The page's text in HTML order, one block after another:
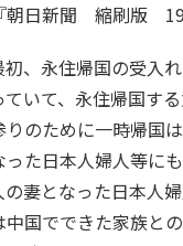
朝日新聞 縮刷版
、永住帰国の受入
いて、永住帰国す
のために一時帰国
た日本人婦人等に
妻となった日本人
国でできた家族と